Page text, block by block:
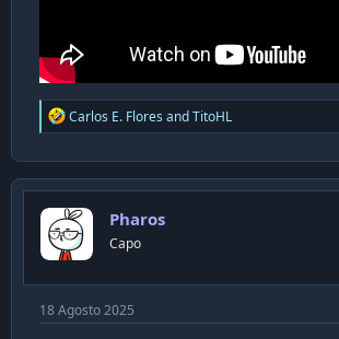
R
e
c
t
o
n
s
Carlos E. Flores andTitoHL
Pharos
Capo
18 Agosto 2025